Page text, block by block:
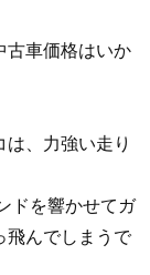
古車価格はいか
、力強い走り
ドを響かせてガ
飛んでしまうで